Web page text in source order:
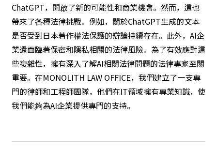
ChatGPT，開啟了新的可能性和商業機會。然而，這也
帶來了各種法律挑戰。例如，關於ChatGPT生成的文本
是否受到日本著作權法保護的辯論持續存在。此外，AI企
業還面臨著保密和隱私相關的法律風險。為了有效應對這
些複雜性，擁有深入了解AI相關法律問題的法律專家至關
重要。在MONOLITH LAW OFFICE，我們建立了一支專
門的律師和工程師團隊，他們在IT領域擁有專業知識，使
我們能夠為AI企業提供專門的支持。